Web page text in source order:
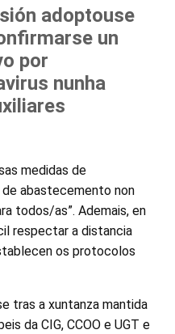
adoptouse
un
por
nunha
medidas de
abastecemento non
todos/as”. Ademais, en
respectar a distancia
os protocolos
tras a xuntanza mantida
da CIG, CCOO e UGT e